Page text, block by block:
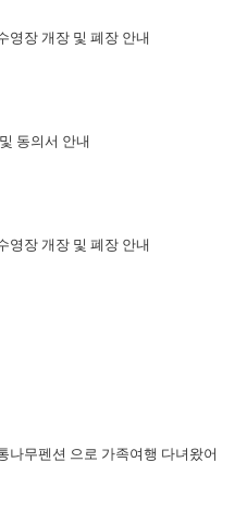
영장 개장 및 폐장 안내
동의서 안내
영장 개장 및 폐장 안내
나무펜션 으로 가족여행 다녀왔어